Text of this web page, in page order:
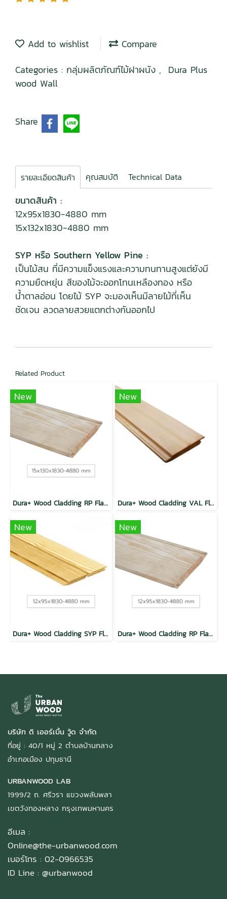
Add to wishlist
Compare
Categories : กลุ่มผลิตภัณฑ์ไม้ฝาผนัง , Dura Plus
wood Wall
Share
รายละเอียดสินค้า คุณสมบัติ Technical Data
ขนาดสินค้า :
12x95x1830-4880 mm
15x132x1830-4880 mm
SYP หรือ Southern Yellow Pine :
เป็นไม้สน ที่มีความแข็งแรงและความทนทานสูงแต่ยังมี
ความยืดหยุ่น สีของไม้จะออกโทนเหลืองทอง หรือ
น้ำตาลอ่อน โดยไม้ SYP จะมองเห็นมีลายไม้ที่เห็น
ชัดเจน ลวดลายสวยแตกต่างกันออกไป
Related Product
New
Dura+ Wood Cladding RP Flat TG Natural
New
Dura+ Wood Cladding VAL Flat Wheather Groove
New
Dura+ Wood Cladding SYP Flat TG Natural
New
Dura+ Wood Cladding RP Flat TG Natural
บริษัท ดิ เออร์เบิ้น วู้ด จำกัด
ที่อยู่ : 40/1 หมู่ 2 ตำบลบ้านกลาง
อำเภอเมือง ปทุมธานี
URBANWOOD LAB
1999/2 ถ. ศรีวรา แขวงพลับพลา
เขตวังทองหลาง กรุงเทพมหานคร
อีเมล :
Online@the-urbanwood.com
เบอร์โทร : 02-0966535
ID Line : @urbanwood